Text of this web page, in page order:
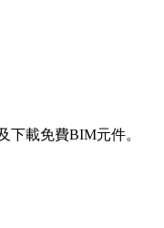
下載免費BIM元件。